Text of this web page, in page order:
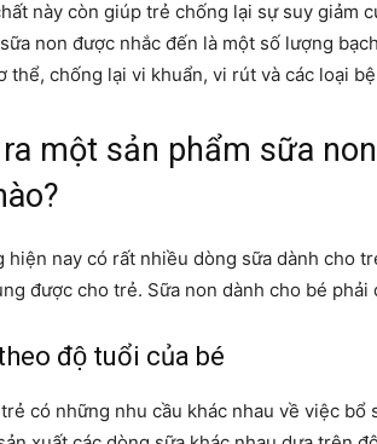
này còn giúp trẻ chống lại sự suy giảm
non được nhắc đến là một số lượng
thể, chống lại vi khuẩn, vi rút và các loại
một sản phẩm sữa
hiện nay có rất nhiều dòng sữa dành cho
được cho trẻ. Sữa non dành cho bé
độ tuổi của bé
có những nhu cầu khác nhau về việc bổ